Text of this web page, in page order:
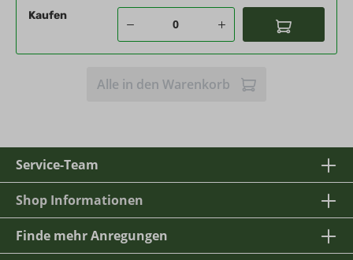
Kaufen
Alle in den Warenkorb
Service-Team
Shop Informationen
Finde mehr Anregungen